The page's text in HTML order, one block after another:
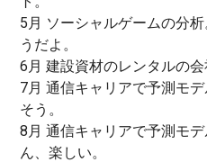
5月 ソーシャルゲームの分
うだよ。
6月 建設資材のレンタルの会
7月 通信キャリアで予測モ
そう。
8月 通信キャリアで予測モ
ん、楽しい。